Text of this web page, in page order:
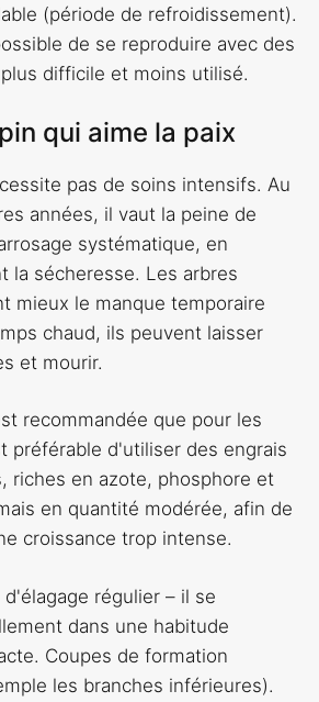
(période de refroidissement).
de se reproduire avec des
difficile et moins utilisé.
qui aime la paix
pas de soins intensifs. Au
années, il vaut la peine de
systématique, en
la sécheresse. Les arbres
mieux le manque temporaire
chaud, ils peuvent laisser
et mourir.
recommandée que pour les
préférable d'utiliser des engrais
riches en azote, phosphore et
en quantité modérée, afin de
croissance trop intense.
régulier – il se
dans une habitude
Coupes de formation
les branches inférieures).